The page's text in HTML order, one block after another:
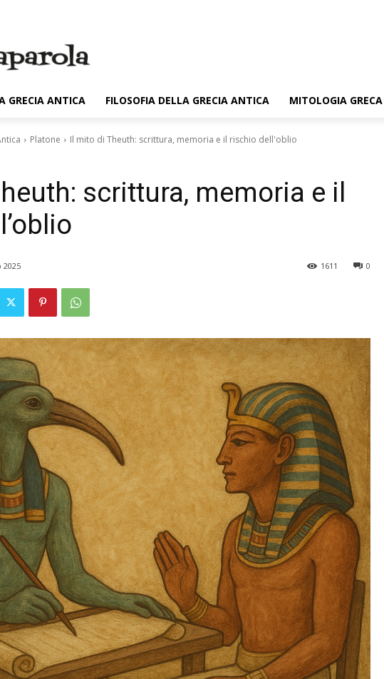
GRECIA ANTICA FILOSOFIA DELLA GRECIA ANTICA MITOLOGIA GRECA
Platone Il mito di Theuth: scrittura, memoria e il rischio dell'oblio
scrittura, memoria e il
2025 0
1611